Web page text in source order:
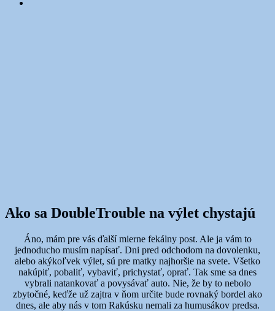
Ako sa DoubleTrouble na výlet chystajú
Áno, mám pre vás ďalší mierne fekálny post. Ale ja vám to
jednoducho musím napísať. Dni pred odchodom na dovolenku,
alebo akýkoľvek výlet, sú pre matky najhoršie na svete. Všetko
nakúpiť, pobaliť, vybaviť, prichystať, oprať. Tak sme sa dnes
vybrali natankovať a povysávať auto. Nie, že by to nebolo
zbytočné, keďže už zajtra v ňom určite bude rovnaký bordel ako
dnes, ale aby nás v tom Rakúsku nemali za humusákov predsa.